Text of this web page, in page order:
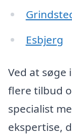
Esbjerg
Ved at søge
flere tilbud
specialist
ekspertise,